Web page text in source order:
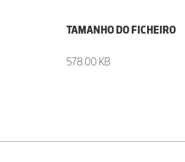
TAMANHO DO FICHEIRO
578.00 KB